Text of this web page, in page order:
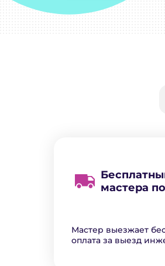
мастера
Мастер выезжает
оплата за выезд